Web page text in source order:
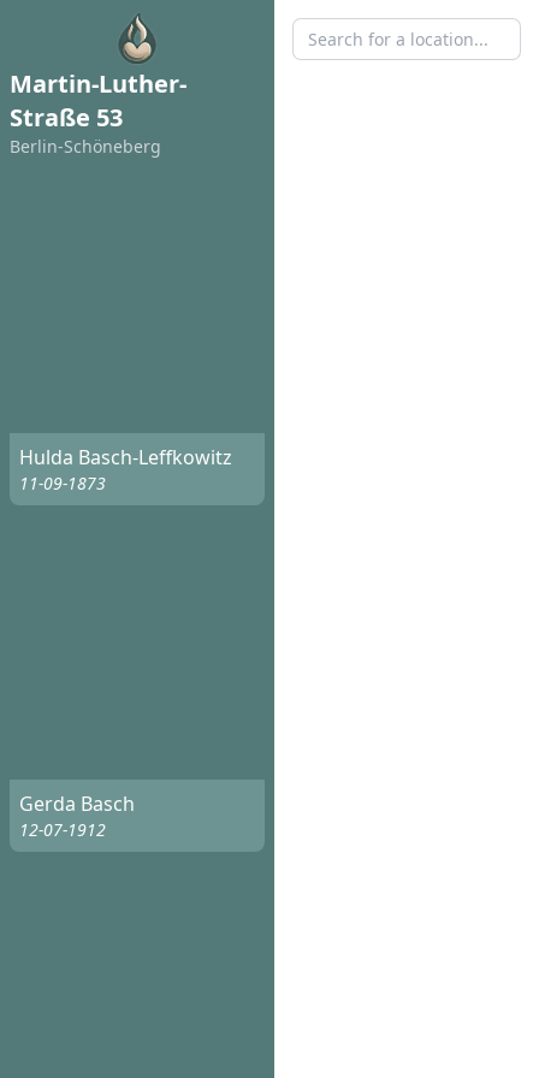
Martin-Luther-
Straße 53
Berlin-Schöneberg
Hulda Basch-Leffkowitz
11-09-1873
Gerda Basch
12-07-1912